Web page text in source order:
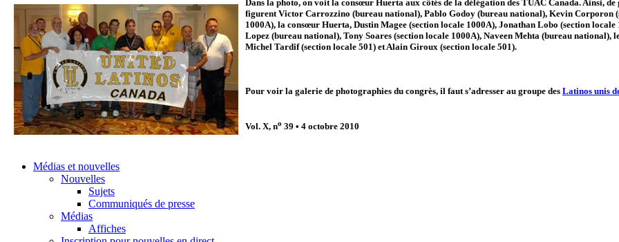
Dans la photo, on voit la consœur Huerta aux côtés de la délégation des TUAC Canada. Ainsi, de
figurent Victor Carrozzino (bureau national), Pablo Godoy (bureau national), Kevin Corporon
1000A), la consœur Huerta, Dustin Magee (section locale 1000A), Jonathan Lobo (section
Lopez (bureau national), Tony Soares (section locale 1000A), Naveen Mehta (bureau national),
Michel Tardif (section locale 501) et Alain Giroux (section locale 501).
Pour voir la galerie de photographies du congrès, il faut s’adresser au groupe des Latinos unis
Vol. X, no 39 • 4 octobre 2010
Médias et nouvelles
Nouvelles
Sujets
Communiqués de presse
Médias
Affiches